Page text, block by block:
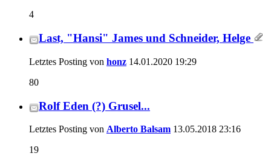
4
Last, "Hansi" James und Schneider, Helge
Letztes Posting von honz 14.01.2020 19:29
80
Rolf Eden (?) Grusel...
Letztes Posting von Alberto Balsam 13.05.2018 23:16
19